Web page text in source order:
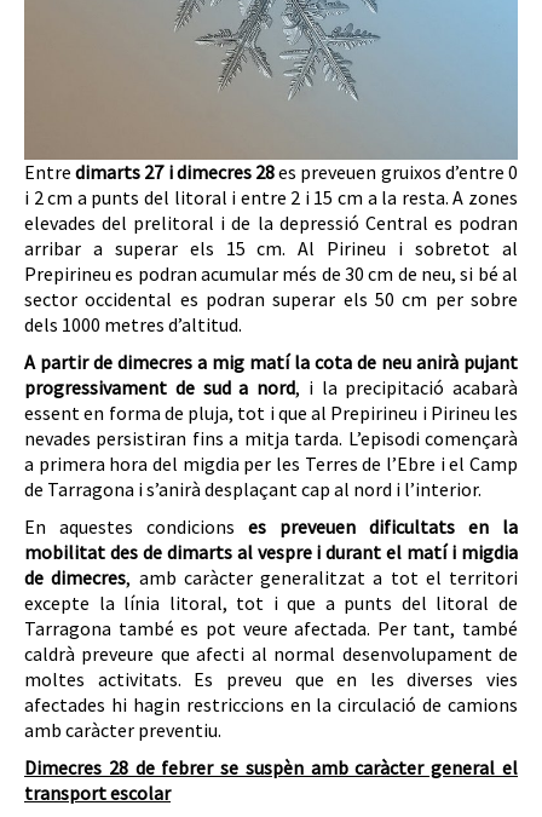
Entredimarts 27 i dimecres 28es preveuen gruixos d’entre 0
i 2 cm a punts del litoral i entre 2 i 15 cm a la resta. A zones
elevades del prelitoral i de la depressió Central es podran
arribar a superar els 15 cm. Al Pirineu i sobretot al
Prepirineu es podran acumular més de 30 cm de neu, si bé al
sector occidental es podran superar els 50 cm per sobre
dels 1000 metres d’altitud.
A partir de dimecres a mig matí la cota de neu anirà pujant
progressivament de sud a nord, i la precipitació acabarà
essent en forma de pluja, tot i que al Prepirineu i Pirineu les
nevades persistiran fins a mitja tarda. L’episodi començarà
a primera hora del migdia per les Terres de l’Ebre i el Camp
de Tarragona i s’anirà desplaçant cap al nord i l’interior.
En aquestes condicions es preveuen dificultats en la
mobilitat des de dimarts al vespre i durant el matí i migdia
de dimecres, amb caràcter generalitzat a tot el territori
excepte la línia litoral, tot i que a punts del litoral de
Tarragona també es pot veure afectada. Per tant, també
caldrà preveure que afecti al normal desenvolupament de
moltes activitats. Es preveu que en les diverses vies
afectades hi hagin restriccions en la circulació de camions
amb caràcter preventiu.
Dimecres 28 de febrer se suspèn amb caràcter general el
transport escolar